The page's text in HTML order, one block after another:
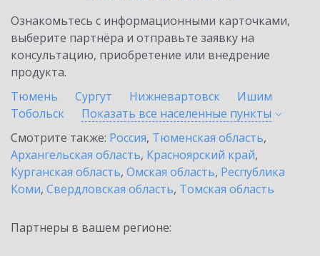
Ознакомьтесь с информационными карточками,
выберите партнёра и отправьте заявку на
консультацию, приобретение или внедрение
продукта.
Тюмень
Сургут Нижневартовск
Ишим
Тобольск
Показать все населенные пункты
Смотрите также: Россия, Тюменская область,
Архангельская область, Красноярский край,
Курганская область, Омская область, Республика
Коми, Свердловская область, Томская область
Партнеры в вашем регионе: